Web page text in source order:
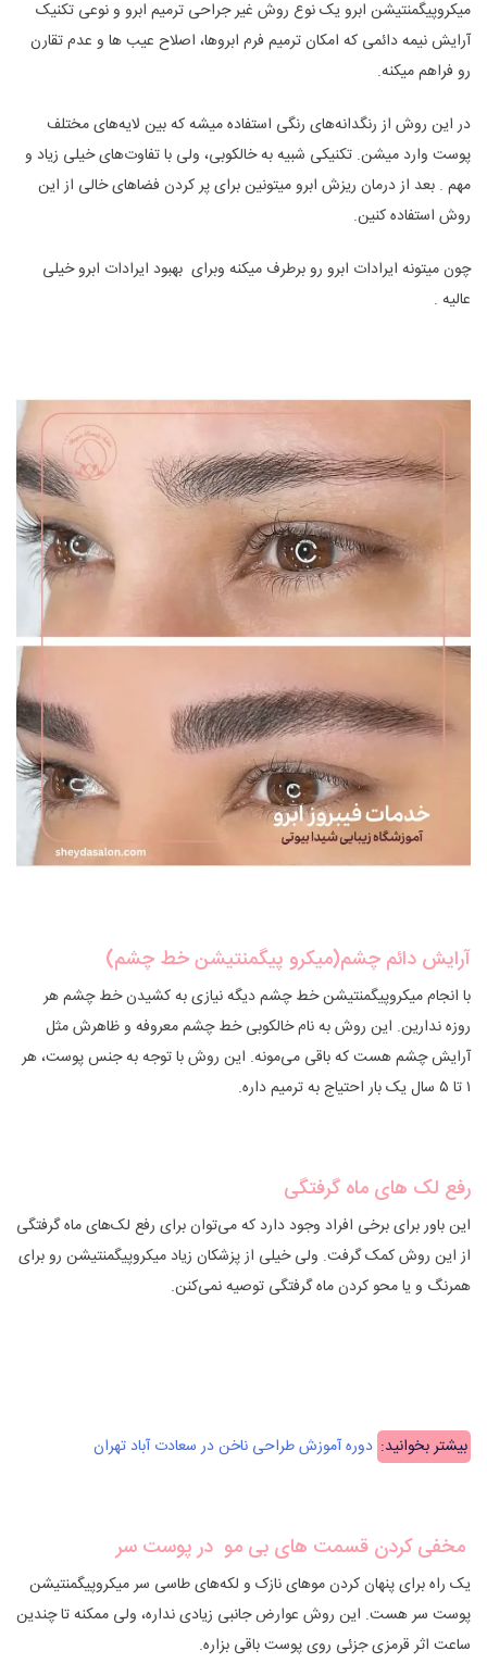
میکروپیگمنتیشن ابرو یک نوع روش‌ غیر جراحی ترمیم ابرو و نوعی تکنیک
آرایش نیمه دائمی که امکان ترمیم فرم ابروها، اصلاح عیب ها و عدم تقارن
رو فراهم میکنه.
در این روش از رنگدانه‌های رنگی استفاده میشه که بین لایه‌های مختلف
پوست وارد میشن. تکنیکی شبیه به خالکوبی، ولی با تفاوت‌های خیلی زیاد و
مهم . بعد از درمان ریزش ابرو میتونین برای پر کردن فضاهای خالی از این
روش استفاده کنین.
چون میتونه ایرادات ابرو رو برطرف میکنه وبرای بهبود ایرادات ابرو خیلی
عالیه .
آرایش دائم چشم(میکرو پیگمنتیشن خط چشم)
با انجام میکروپیگمنتیشن خط چشم دیگه نیازی به کشیدن خط چشم هر
روزه ندارین. این روش به نام خالکوبی خط چشم معروفه و ظاهرش مثل
آرایش چشم هست که باقی می‌مونه. این روش با توجه به جنس پوست، هر
۱ تا ۵ سال یک بار احتیاج به ترمیم داره.
رفع لک های ماه گرفتگی
این باور برای برخی افراد وجود دارد که می‌توان برای رفع لک‌های ماه گرفتگی
از این روش کمک گرفت. ولی خیلی از پزشکان زیاد میکروپیگمنتیشن رو برای
همرنگ و یا محو کردن ماه گرفتگی توصیه نمی‌کنن.
بیشتر بخوانید: دوره آموزش طراحی ناخن در سعادت آباد تهران
مخفی کردن قسمت های بی‌ مو در پوست سر
یک راه برای پنهان کردن موهای نازک و لکه‌های طاسی سر میکروپیگمنتیشن
پوست سر هست. این روش عوارض جانبی زیادی نداره، ولی ممکنه تا چندین
ساعت اثر قرمزی جزئی روی پوست باقی بزاره.